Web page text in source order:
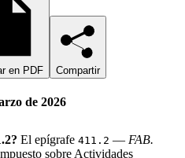
en PDF Compartir
de 2026
El epígrafe 411.2 — FAB.
sobre Actividades